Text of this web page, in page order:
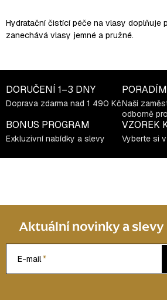
á
d
c
í
p
v
k
y
u
Hydratační čistící péče na vlasy doplňuje
zanechává vlasy jemné a pružné.
DORUČENÍ 1–3 DNY
Doprava zdarma nad 1 490 KčNaši
odborně
BONUS PROGRAM
Exkluzivní nabídky a slevy
VZOREK
Vyberte si
Aktuální novinky a slevy
E-mail